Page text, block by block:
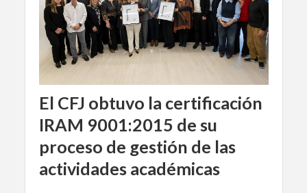
El CFJ obtuvo la certificación
IRAM 9001:2015 de su
proceso de gestión de las
actividades académicas